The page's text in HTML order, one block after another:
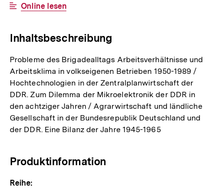
Interner
Online lesen
Inhaltsbeschreibung
Probleme des Brigadealltags Arbeitsverhältnisse und
Arbeitsklima in volkseigenen Betrieben 1950-1989 /
Hochtechnologien in der Zentralplanwirtschaft der
DDR. Zum Dilemma der Mikroelektronik der DDR in
den achtziger Jahren / Agrarwirtschaft und ländliche
Gesellschaft in der Bundesrepublik Deutschland und
der DDR. Eine Bilanz der Jahre 1945-1965
Produktinformation
Reihe: